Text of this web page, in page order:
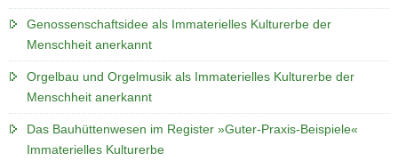
Genossenschaftsidee als Immaterielles Kulturerbe der
Menschheit anerkannt
Orgelbau und Orgelmusik als Immaterielles Kulturerbe der
Menschheit anerkannt
Das Bauhüttenwesen im Register »Guter-Praxis-Beispiele«
Immaterielles Kulturerbe